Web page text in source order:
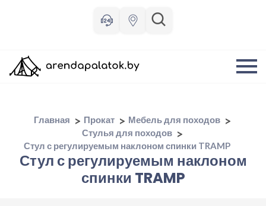
Главная Прокат
Мебель для походов
Стулья для походов
Стул с регулируемым наклоном спинки TRAMP
Стул с регулируемым наклоном
спинки TRAMP